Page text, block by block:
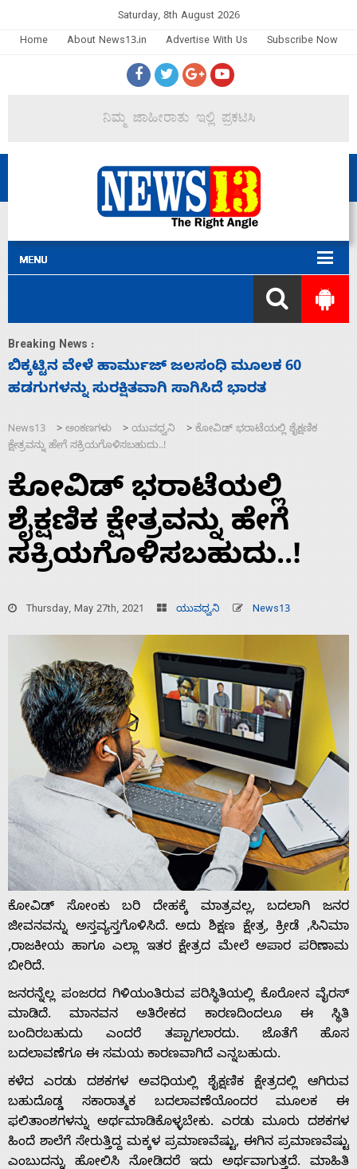
Saturday, 8th August 2026
Home
About News13.in Advertise With Us Subscribe Now
Breaking News :
ನಾಗೇಂದ್ರ ರಾಜೀನಾಮೆ ಕೊಡದಿದ್ದರೆ ಸದನ ನಡೆಸಲು
ಬಿಡೆವು: ಛಲವಾದಿ ನಾರಾಯಣಸ್ವಾಮಿ
News13 > ಅಂಕಣಗಳು > ಯುವಧ್ವನಿ > ಕೋವಿಡ್ ಭರಾಟೆಯಲ್ಲಿ ಶೈಕ್ಷಣಿಕ
ಕ್ಷೇತ್ರವನ್ನು ಹೇಗೆ ಸಕ್ರಿಯಗೊಳಿಸಬಹುದು..!
ಕೋವಿಡ್ ಭರಾಟೆಯಲ್ಲಿ
ಶೈಕ್ಷಣಿಕ ಕ್ಷೇತ್ರವನ್ನು ಹೇಗೆ
ಸಕ್ರಿಯಗೊಳಿಸಬಹುದು..!
Thursday, May 27th, 2021 ಯುವಧ್ವನಿ News13
ಕೋವಿಡ್ ಸೋಂಕು ಬರಿ ದೇಹಕ್ಕೆ ಮಾತ್ರವಲ್ಲ, ಬದಲಾಗಿ ಜನರ
ಜೀವನವನ್ನು ಅಸ್ತವ್ಯಸ್ತಗೊಳಿಸಿದೆ. ಅದು ಶಿಕ್ಷಣ ಕ್ಷೇತ್ರ, ಕ್ರೀಡೆ ,ಸಿನಿಮಾ
,ರಾಜಕೀಯ ಹಾಗೂ ಎಲ್ಲಾ ಇತರ ಕ್ಷೇತ್ರದ ಮೇಲೆ ಅಪಾರ ಪರಿಣಾಮ
ಬೀರಿದೆ.
ಜನರನ್ನೆಲ್ಲ ಪಂಜರದ ಗಿಳಿಯಂತಿರುವ ಪರಿಸ್ಥಿತಿಯಲ್ಲಿ ಕೊರೋನ ವೈರಸ್
ಮಾಡಿದೆ. ಮಾನವನ ಅತಿರೇಕದ ಕಾರಣದಿಂದಲೂ ಈ ಸ್ಥಿತಿ
ಬಂದಿರಬಹುದು ಎಂದರೆ ತಪ್ಪಾಗಲಾರದು. ಜೊತೆಗೆ ಹೊಸ
ಬದಲಾವಣೆಗೂ ಈ ಸಮಯ ಕಾರಣವಾಗಿದೆ ಎನ್ನಬಹುದು.
ಕಳೆದ ಎರಡು ದಶಕಗಳ ಅವಧಿಯಲ್ಲಿ ಶೈಕ್ಷಣಿಕ ಕ್ಷೇತ್ರದಲ್ಲಿ ಆಗಿರುವ
ಬಹುದೊಡ್ಡ ಸಕಾರಾತ್ಮಕ ಬದಲಾವಣೆಯೊಂದರ ಮೂಲಕ ಈ
ಫಲಿತಾಂಶಗಳನ್ನು ಅರ್ಥಮಾಡಿಕೊಳ್ಳಬೇಕು. ಎರಡು ಮೂರು ದಶಕಗಳ
ಹಿಂದೆ ಶಾಲೆಗೆ ಸೇರುತ್ತಿದ್ದ ಮಕ್ಕಳ ಪ್ರಮಾಣವೆಷ್ಟು, ಈಗಿನ ಪ್ರಮಾಣವೆಷ್ಟು
ಎಂಬುದನ್ನು ಹೋಲಿಸಿ ನೋಡಿದರೆ ಇದು ಅರ್ಥವಾಗುತ್ತದೆ. ಮಾಹಿತಿ